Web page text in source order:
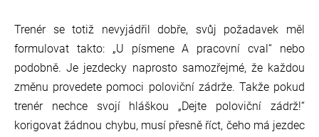
Trenér se totiž nevyjádřil dobře, svůj požadavek měl
formulovat takto: „U písmene A pracovní cval“ nebo
podobně. Je jezdecky naprosto samozřejmé, že každou
změnu provedete pomoci poloviční zádrže. Takže pokud
trenér nechce svojí hláškou „Dejte poloviční zádrž!“
korigovat žádnou chybu, musí přesně říct, čeho má jezdec